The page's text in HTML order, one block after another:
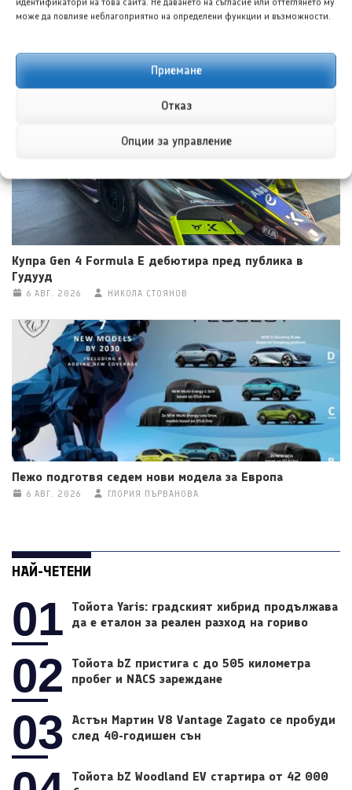
може да повлияе неблагоприятно на определени функции и възможности.
Приемане
Отказ
Опции за управление
еднократен W16 хиперавтомобил
ТЕОДОРА ИЛИЕВА
Купра Gen 4 Formula E дебютира пред публика в
Гудууд
6 АВГ. 2026 НИКОЛА СТОЯНОВ
Пежо подготвя седем нови модела за Европа
6 АВГ. 2026 ГЛОРИЯ ПЪРВАНОВА
НАЙ-ЧЕТЕНИ
01
Тойота Yaris: градският хибрид продължава
да е еталон за реален разход на гориво
02
Тойота bZ пристига с до 505 километра
пробег и NACS зареждане
03
Астън Мартин V8 Vantage Zagato се пробуди
след 40-годишен сън
Тойота bZ Woodland EV стартира от 42 000